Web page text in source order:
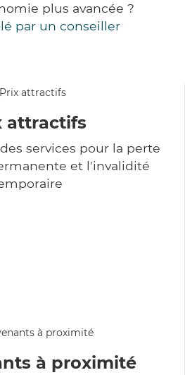
plus avancée ?
par un conseiller
attractifs
services pour la perte
et l'invalidité
à proximité